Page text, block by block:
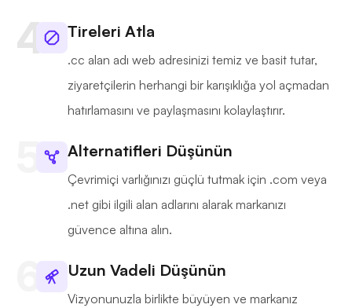
Tireleri Atla
.cc alan adı web adresinizi temiz ve basit tutar,
ziyaretçilerin herhangi bir karışıklığa yol açmadan
hatırlamasını ve paylaşmasını kolaylaştırır.
Alternatifleri Düşünün
Çevrimiçi varlığınızı güçlü tutmak için .com veya
.net gibi ilgili alan adlarını alarak markanızı
güvence altına alın.
Uzun Vadeli Düşünün
Vizyonunuzla birlikte büyüyen ve markanız